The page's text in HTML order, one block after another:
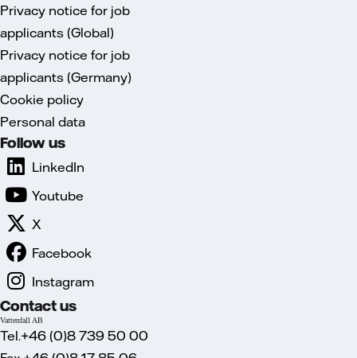
Privacy notice for job
applicants (Global)
Privacy notice for job
applicants (Germany)
Cookie policy
Personal data
Follow us
LinkedIn
Youtube
X
Facebook
Instagram
Contact us
Vattenfall AB
Tel.+46 (0)8 739 50 00